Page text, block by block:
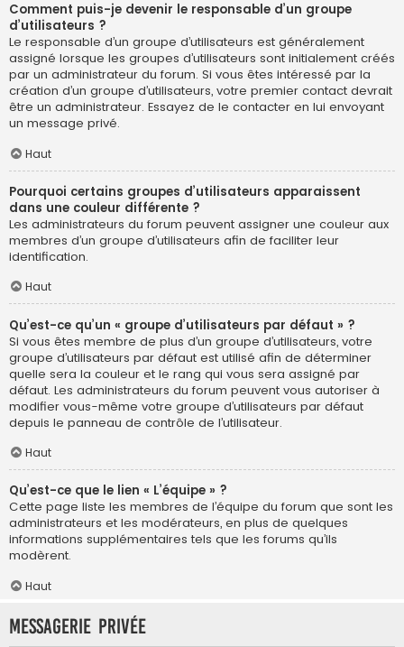
Comment puis-je devenir le responsable d’un groupe
d’utilisateurs ?
Le responsable d’un groupe d’utilisateurs est généralement
assigné lorsque les groupes d’utilisateurs sont initialement créés
par un administrateur du forum. Si vous êtes intéressé par la
création d’un groupe d’utilisateurs, votre premier contact devrait
être un administrateur. Essayez de le contacter en lui envoyant
un message privé.
Haut
Pourquoi certains groupes d’utilisateurs apparaissent
dans une couleur différente ?
Les administrateurs du forum peuvent assigner une couleur aux
membres d’un groupe d’utilisateurs afin de faciliter leur
identification.
Haut
Qu’est-ce qu’un « groupe d’utilisateurs par défaut » ?
Si vous êtes membre de plus d’un groupe d’utilisateurs, votre
groupe d’utilisateurs par défaut est utilisé afin de déterminer
quelle sera la couleur et le rang qui vous sera assigné par
défaut. Les administrateurs du forum peuvent vous autoriser à
modifier vous-même votre groupe d’utilisateurs par défaut
depuis le panneau de contrôle de l’utilisateur.
Haut
Qu’est-ce que le lien « L’équipe » ?
Cette page liste les membres de l’équipe du forum que sont les
administrateurs et les modérateurs, en plus de quelques
informations supplémentaires tels que les forums qu’ils
modèrent.
Haut
Messagerie privée